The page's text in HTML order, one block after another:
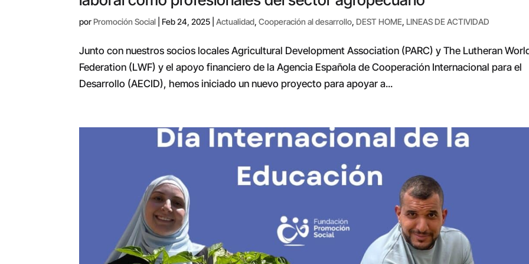
porPromoción Social |Feb 24, 2025 |Actualidad,Cooperación al desarrollo,DEST HOME,LINEAS DE ACTIVIDAD
Junto con nuestros socios locales Agricultural Development Association (PARC) y The Lutheran
Federation (LWF) y el apoyo financiero de la Agencia Española de Cooperación Internacional para el
Desarrollo (AECID), hemos iniciado un nuevo proyecto para apoyar a...